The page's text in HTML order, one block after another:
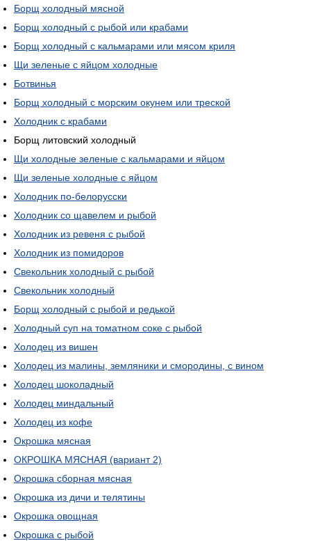
Борщ холодный мясной
Борщ холодный с рыбой или крабами
Борщ холодный с кальмарами или мясом криля
Щи зеленые с яйцом холодные
Ботвинья
Борщ холодный с морским окунем или треской
Холодник с крабами
Борщ литовский холодный
Щи холодные зеленые с кальмарами и яйцом
Щи зеленые холодные с яйцом
Холодник по-белорусски
Холодник со щавелем и рыбой
Холодник из ревеня с рыбой
Холодник из помидоров
Свекольник холодный с рыбой
Свекольник холодный
Борщ холодный с рыбой и редькой
Холодный суп на томатном соке с рыбой
Холодец из вишен
Холодец из малины, земляники и смородины, с вином
Холодец шоколадный
Холодец миндальный
Холодец из кофе
Окрошка мясная
ОКРОШКА МЯСНАЯ (вариант 2)
Окрошка сборная мясная
Окрошка из дичи и телятины
Окрошка овощная
Окрошка с рыбой